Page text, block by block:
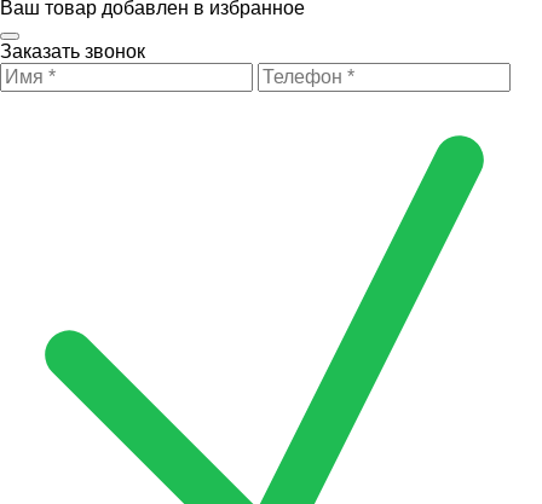
Ваш товар добавлен в избранное
Заказать звонок